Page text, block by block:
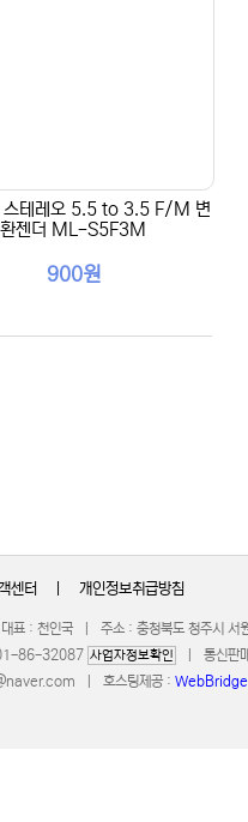
스테레오 5.5 to 3.5 F/M 변
환젠더 ML-S5F3M
900원
센터 개인정보취급방침
: 천인국 | 주소 : 충청북도 청주시 서
86-32087 사업자정보확인
| 통신판
| 호스팅제공 : WebBridge